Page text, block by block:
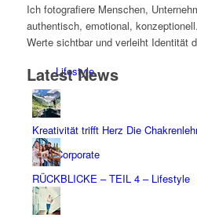
Lifestyle
Corporate
Ich fotografiere Menschen,
authentisch, emotional,
Werte sichtbar und verleiht Identität
Latest News
Kreativität trifft Herz Die
RÜCKBLICKE – TEIL 4 – Lifestyle